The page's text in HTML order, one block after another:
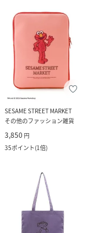
SESAME STREET MARKET
その他のファッション雑貨
3,850 円
35ポイント(1倍)